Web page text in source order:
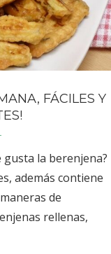
FÁCILES Y
la berenjena?
además contiene
de
rellenas,